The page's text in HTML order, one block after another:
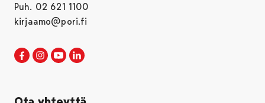
Puh. 02 621 1100
kirjaamo@pori.fi
Porin kaupunki Facebookissa
Avautuu uudessa välilehdessä
Porin kaupunki Instagramissa
Avautuu uudessa välilehdessä
Porin kaupunki Youtubessa
Avautuu uudessa välilehdessä